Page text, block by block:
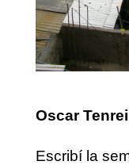
Oscar
Escribí la